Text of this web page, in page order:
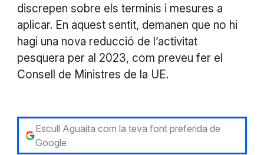
discrepen sobre els terminis i mesures a
aplicar. En aquest sentit, demanen que no hi
hagi una nova reducció de l’activitat
pesquera per al 2023, com preveu fer el
Consell de Ministres de la UE.
Escull Aguaita com la teva font preferida de
Google